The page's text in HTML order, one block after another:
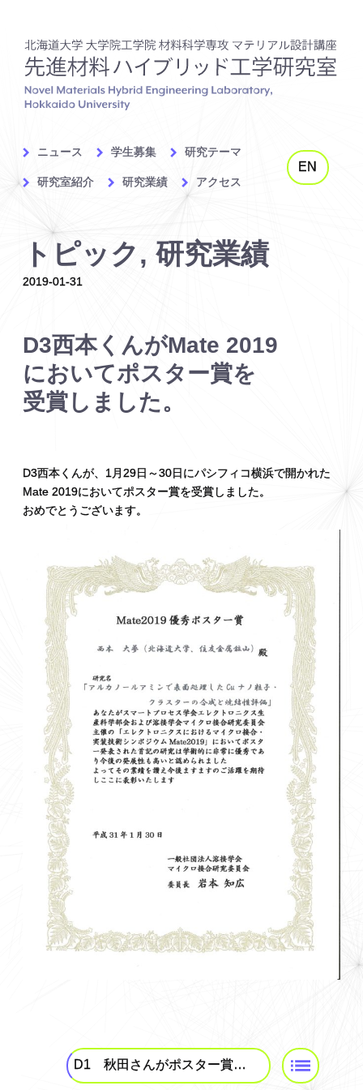
ニュース 学生募集 研究テーマ
研究室紹介 研究業績 アクセス
EN
トピック, 研究業績
2019-01-31
D3西本くんがMate 2019
においてポスター賞を
受賞しました。
D3西本くんが、1月29日～30日にパシフィコ横浜で開かれた
Mate 2019においてポスター賞を受賞しました。
おめでとうございます。
D1 秋田さんがポスター賞を獲得しました！